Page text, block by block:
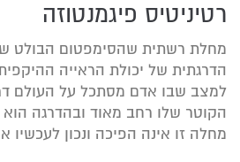
רטיניטיס פיגמנטוזה
מחלת רשתית שהסימפטום הבולט
הדרגתית של יכולת הראייה
למצב שבו אדם מסתכל על העולם
הקוטר שלו רחב מאוד ובהדרגה הוא
מחלה זו אינה הפיכה ונכון לעכשיו